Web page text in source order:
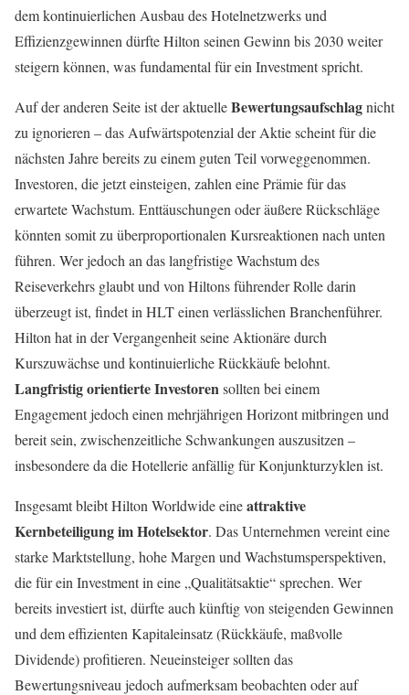
dem kontinuierlichen Ausbau des Hotelnetzwerks und
Effizienzgewinnen dürfte Hilton seinen Gewinn bis 2030 weiter
steigern können, was fundamental für ein Investment spricht.
Auf der anderen Seite ist der aktuelleBewertungsaufschlagnicht
zu ignorieren – das Aufwärtspotenzial der Aktie scheint für die
nächsten Jahre bereits zu einem guten Teil vorweggenommen.
Investoren, die jetzt einsteigen, zahlen eine Prämie für das
erwartete Wachstum. Enttäuschungen oder äußere Rückschläge
könnten somit zu überproportionalen Kursreaktionen nach unten
führen. Wer jedoch an das langfristige Wachstum des
Reiseverkehrs glaubt und von Hiltons führender Rolle darin
überzeugt ist, findet in HLT einen verlässlichen Branchenführer.
Hilton hat in der Vergangenheit seine Aktionäre durch
Kurszuwächse und kontinuierliche Rückkäufe belohnt.
Langfristig orientierte Investorensollten bei einem
Engagement jedoch einen mehrjährigen Horizont mitbringen und
bereit sein, zwischenzeitliche Schwankungen auszusitzen –
insbesondere da die Hotellerie anfällig für Konjunkturzyklen ist.
Insgesamt bleibt Hilton Worldwide eineattraktive
Kernbeteiligung im Hotelsektor. Das Unternehmen vereint eine
starke Marktstellung, hohe Margen und Wachstumsperspektiven,
die für ein Investment in eine „Qualitätsaktie“ sprechen. Wer
bereits investiert ist, dürfte auch künftig von steigenden Gewinnen
und dem effizienten Kapitaleinsatz (Rückkäufe, maßvolle
Dividende) profitieren. Neueinsteiger sollten das
Bewertungsniveau jedoch aufmerksam beobachten oder auf